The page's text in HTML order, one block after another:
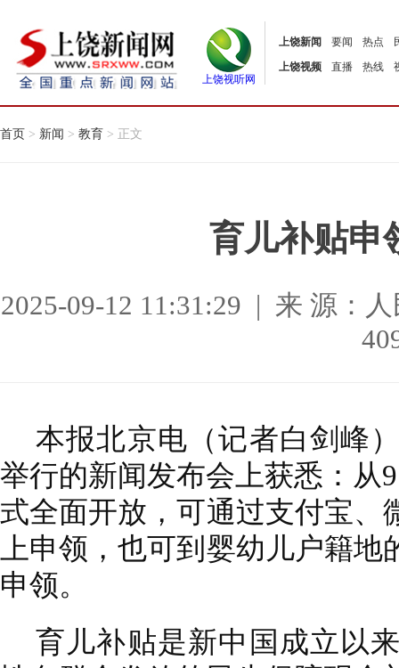
上饶视听网
上饶新闻 要闻 热点
上饶视频
直播 热线
首页 > 新闻 > 教育 > 正文
育儿补贴申
2025-09-12 11:31:29 | 来 源：
本报北京电（记者白剑峰
举行的新闻发布会上获悉：从
式全面开放，可通过支付宝、
上申领，也可到婴幼儿户籍
申领。
育儿补贴是新中国成立以